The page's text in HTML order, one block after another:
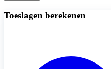
Toeslagen berekenen